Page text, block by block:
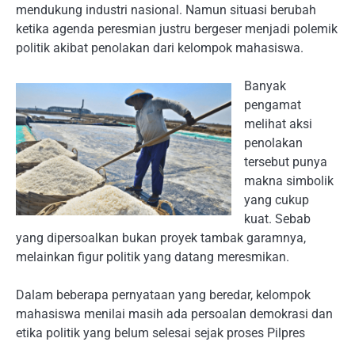
mendukung industri nasional. Namun situasi berubah
ketika agenda peresmian justru bergeser menjadi polemik
politik akibat penolakan dari kelompok mahasiswa.
Banyak
pengamat
melihat aksi
penolakan
tersebut punya
makna simbolik
yang cukup
kuat. Sebab
yang dipersoalkan bukan proyek tambak garamnya,
melainkan figur politik yang datang meresmikan.
Dalam beberapa pernyataan yang beredar, kelompok
mahasiswa menilai masih ada persoalan demokrasi dan
etika politik yang belum selesai sejak proses Pilpres